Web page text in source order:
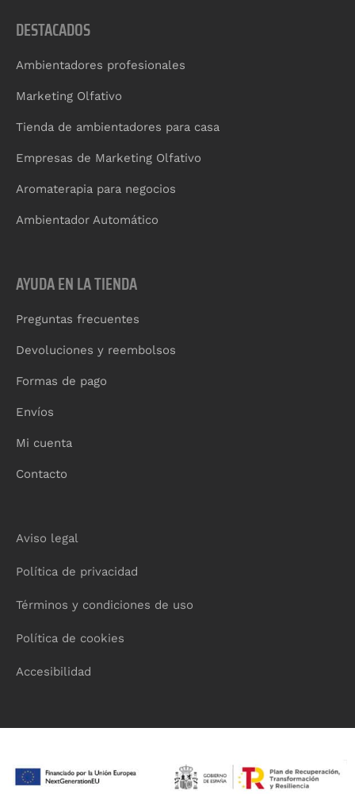
DESTACADOS
Ambientadores profesionales
Marketing Olfativo
Tienda de ambientadores para casa
Empresas de Marketing Olfativo
Aromaterapia para negocios
Ambientador Automático
AYUDA EN LA TIENDA
Preguntas frecuentes
Devoluciones y reembolsos
Formas de pago
Envíos
Mi cuenta
Contacto
Aviso legal
Política de privacidad
Términos y condiciones de uso
Política de cookies
Accesibilidad